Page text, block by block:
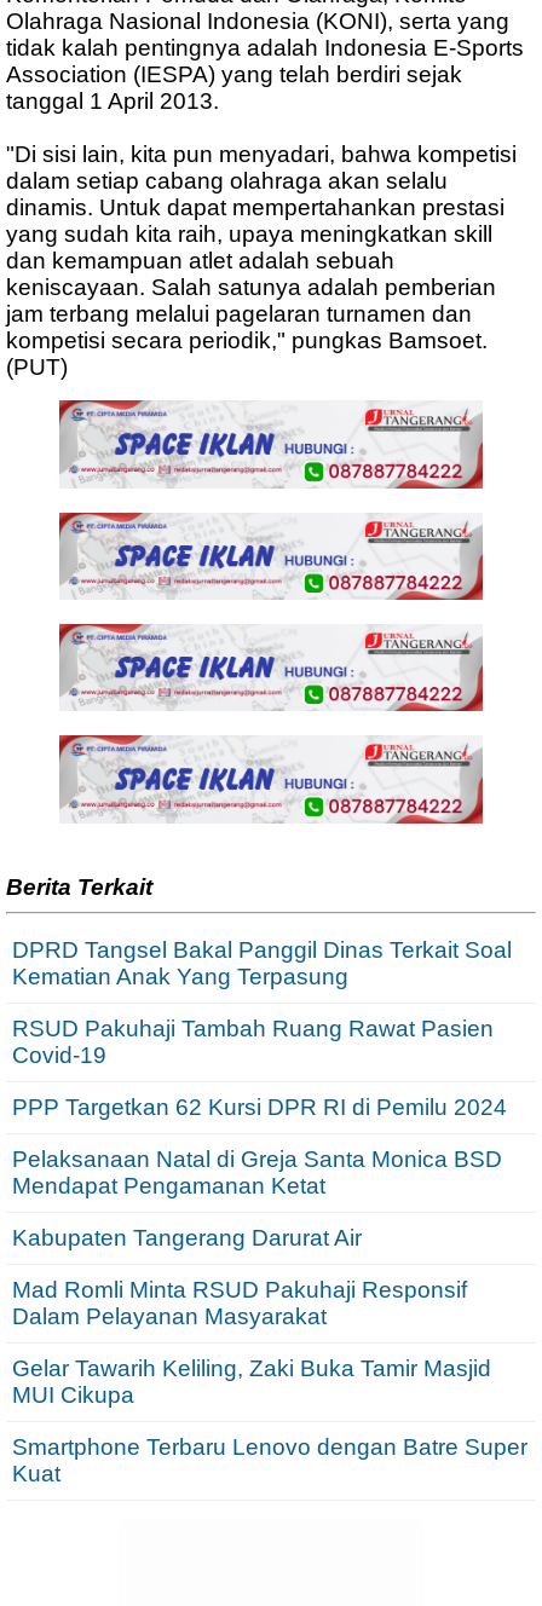
Olahraga Nasional Indonesia (KONI), serta yang
tidak kalah pentingnya adalah Indonesia E-Sports
Association (IESPA) yang telah berdiri sejak
tanggal 1 April 2013.
"Di sisi lain, kita pun menyadari, bahwa kompetisi
dalam setiap cabang olahraga akan selalu
dinamis. Untuk dapat mempertahankan prestasi
yang sudah kita raih, upaya meningkatkan skill
dan kemampuan atlet adalah sebuah
keniscayaan. Salah satunya adalah pemberian
jam terbang melalui pagelaran turnamen dan
kompetisi secara periodik," pungkas Bamsoet.
(PUT)
Berita Terkait
DPRD Tangsel Bakal Panggil Dinas Terkait Soal
Kematian Anak Yang Terpasung
RSUD Pakuhaji Tambah Ruang Rawat Pasien
Covid-19
PPP Targetkan 62 Kursi DPR RI di Pemilu 2024
Pelaksanaan Natal di Greja Santa Monica BSD
Mendapat Pengamanan Ketat
Kabupaten Tangerang Darurat Air
Mad Romli Minta RSUD Pakuhaji Responsif
Dalam Pelayanan Masyarakat
Gelar Tawarih Keliling, Zaki Buka Tamir Masjid
MUI Cikupa
Smartphone Terbaru Lenovo dengan Batre Super
Kuat